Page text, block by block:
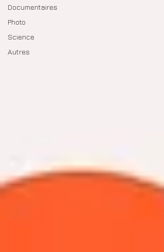
Documentaires
Photo
Science
Autres